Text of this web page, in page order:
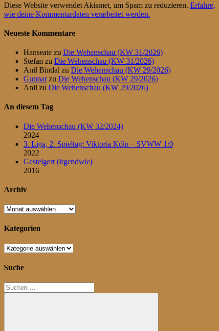
Diese Website verwendet Akismet, um Spam zu reduzieren. Erfahre,
wie deine Kommentardaten verarbeitet werden.
Neueste Kommentare
Hanseate zu Die Wehenschau (KW 31/2026)
Stefan zu Die Wehenschau (KW 31/2026)
Anil Bindal zu Die Wehenschau (KW 29/2026)
Gunnarzu Die Wehenschau (KW 29/2026)
Anil zu Die Wehenschau (KW 29/2026)
An diesem Tag
Die Wehenschau (KW 32/2024)
2024
3. Liga, 2. Spieltag: Viktoria Köln – SVWW 1:0
2022
Gesteigert (irgendwie)
2016
Archiv
Archiv
Kategorien
Kategorien
Suche
Suchen
nach: